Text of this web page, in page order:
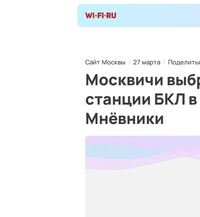
Сайт Москвы 27 марта
Москвичи
станции БКЛ
Мнёвники